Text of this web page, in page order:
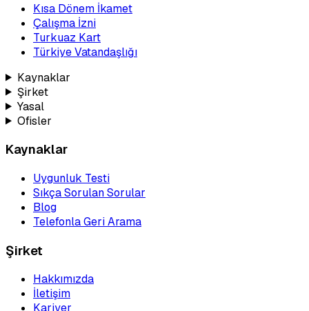
Kısa Dönem İkamet
Çalışma İzni
Turkuaz Kart
Türkiye Vatandaşlığı
Kaynaklar
Şirket
Yasal
Ofisler
Kaynaklar
Uygunluk Testi
Sıkça Sorulan Sorular
Blog
Telefonla Geri Arama
Şirket
Hakkımızda
İletişim